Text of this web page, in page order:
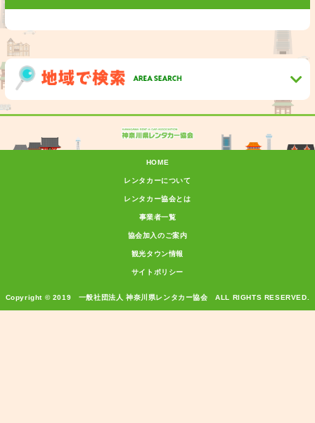
HOME
レンタカーについて
レンタカー協会とは
事業者一覧
協会加入のご案内
観光タウン情報
サイトポリシー
Copyright © 2019 一般社団法人 神奈川県レンタカー協会 ALL RIGHTS RESERVED.